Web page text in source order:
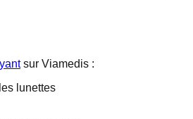
sur Viamedis :
lunettes